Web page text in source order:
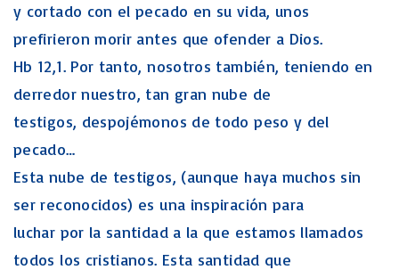
y cortado con el pecado en su vida, unos
prefirieron morir antes que ofender a Dios.
Hb 12,1. Por tanto, nosotros también, teniendo en
derredor nuestro, tan gran nube de
testigos, despojémonos de todo peso y del
pecado…
Esta nube de testigos, (aunque haya muchos sin
ser reconocidos) es una inspiración para
luchar por la santidad a la que estamos llamados
todos los cristianos. Esta santidad que